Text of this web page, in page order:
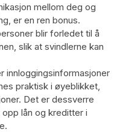
mellom deg og
er en ren bonus.
blir forledet til å
slik at svindlerne kan
innloggingsinformasjoner
praktisk i øyeblikket,
Det er dessverre
lån og kreditter i